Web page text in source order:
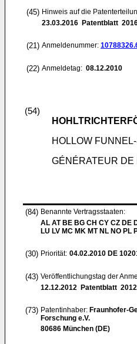
(45) Hinweis auf die
23.03.2016 Patentblatt
(21) Anmeldenummer:
(22) Anmeldetag: 08.12.2010
(54)
HOLLOW
GÉNÉRATEUR DE
(84) Benannte Vertragsstaaten:
AL AT BE BG CH CY CZ DE
LU LV MC MK MT NL NO PL
(30) Priorität: 04.02.2010 DE
(43) Veröffentlichungstag der
12.12.2012 Patentblatt
(73) Patentinhaber: Fraunhofer-
Forschung e.V.
80686 München (DE)